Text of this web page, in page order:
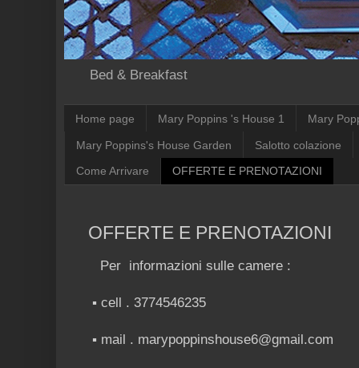
Bed & Breakfast
Home page Mary Poppins 's House 1 Mary
Mary Poppins's House Garden Salotto colazione
Come Arrivare OFFERTE E PRENOTAZIONI
OFFERTE E PRENOTAZIONI
Per informazioni sulle camere :
▪ cell . 3774546235
▪ mail . marypoppinshouse6@gmail.com